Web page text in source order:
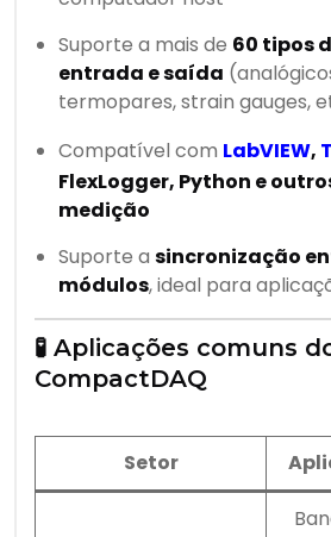
Suporte a mais de 60 tipos
entrada e saída
termopares, strain gauges,
Compatível com LabVIEW,
FlexLogger, Python e
medição
Suporte a sincronização
módulos, ideal para
🧪 Aplicações comuns
CompactDAQ
Setor